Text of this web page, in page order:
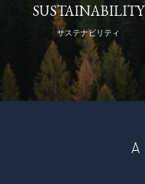
SUSTAINABILITY
サステナビリティ